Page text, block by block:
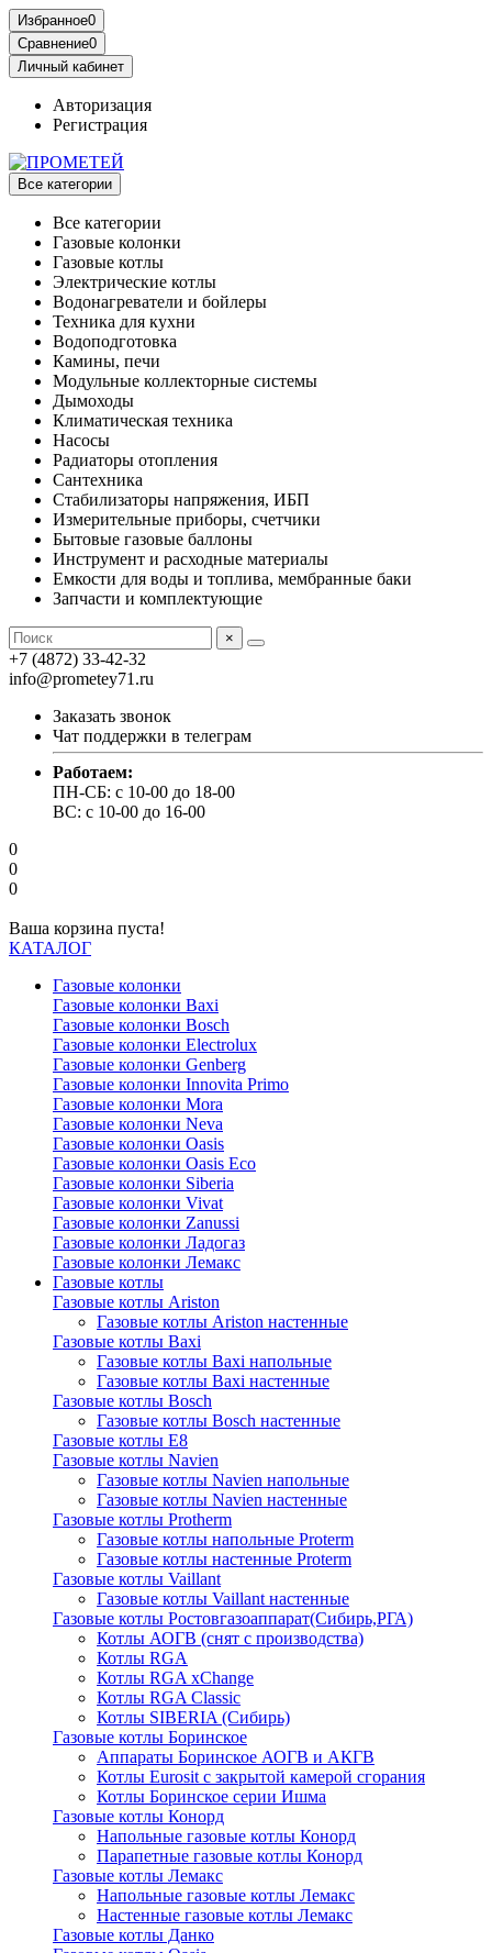
Избранное0
Сравнение0
Личный кабинет
Авторизация
Регистрация
Все категории
Все категории
Газовые колонки
Газовые котлы
Электрические котлы
Водонагреватели и бойлеры
Техника для кухни
Водоподготовка
Камины, печи
Модульные коллекторные системы
Дымоходы
Климатическая техника
Насосы
Радиаторы отопления
Сантехника
Стабилизаторы напряжения, ИБП
Измерительные приборы, счетчики
Бытовые газовые баллоны
Инструмент и расходные материалы
Емкости для воды и топлива, мембранные баки
Запчасти и комплектующие
×
+7 (4872) 33-42-32
info@prometey71.ru
Заказать звонок
Чат поддержки в телеграм
Работаем:
ПН-СБ: с 10-00 до 18-00
ВС: с 10-00 до 16-00
0
0
0
Ваша корзина пуста!
КАТАЛОГ
Газовые колонки
Газовые колонки Baxi
Газовые колонки Bosch
Газовые колонки Electrolux
Газовые колонки Genberg
Газовые колонки Innovita Primo
Газовые колонки Mora
Газовые колонки Neva
Газовые колонки Oasis
Газовые колонки Oasis Eco
Газовые колонки Siberia
Газовые колонки Vivat
Газовые колонки Zanussi
Газовые колонки Ладогаз
Газовые колонки Лемакс
Газовые котлы
Газовые котлы Ariston
Газовые котлы Ariston настенные
Газовые котлы Baxi
Газовые котлы Baxi напольные
Газовые котлы Baxi настенные
Газовые котлы Bosch
Газовые котлы Bosch настенные
Газовые котлы E8
Газовые котлы Navien
Газовые котлы Navien напольные
Газовые котлы Navien настенные
Газовые котлы Protherm
Газовые котлы напольные Proterm
Газовые котлы настенные Proterm
Газовые котлы Vaillant
Газовые котлы Vaillant настенные
Газовые котлы Ростовгазоаппарат(Сибирь,РГА)
Котлы АОГВ (снят с производства)
Котлы RGA
Котлы RGA xChange
Котлы RGA Classic
Котлы SIBERIA (Сибирь)
Газовые котлы Боринское
Аппараты Боринское АОГВ и АКГВ
Котлы Eurosit с закрытой камерой сгорания
Котлы Боринское серии Ишма
Газовые котлы Конорд
Напольные газовые котлы Конорд
Парапетные газовые котлы Конорд
Газовые котлы Лемакс
Напольные газовые котлы Лемакс
Настенные газовые котлы Лемакс
Газовые котлы Данко